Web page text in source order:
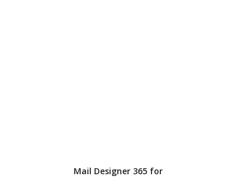
Mail Designer 365 for